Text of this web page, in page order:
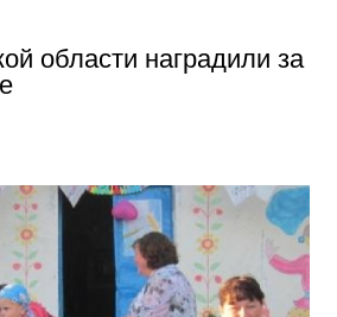
области наградили за